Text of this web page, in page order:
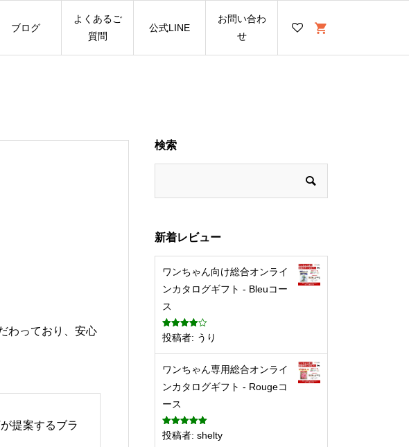
ブログ
よくあるご
質問
公式LINE
お問い合わ
せ
わっており、安心
提案するブラ
検索
新着レビュー
ワンちゃん向け総合オンライ
ンカタログギフト - Bleuコー
ス
5段階中4
の評価
投稿者: うり
ワンちゃん専用総合オンライ
ンカタログギフト - Rougeコ
ース
5段階中5 の
評価
投稿者: shelty